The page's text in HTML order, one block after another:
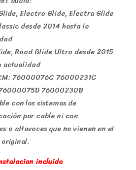
Electra Glide, Electra Glide
desde 2014 hasta la
Road Glide Ultra desde 2015
actualidad
76000076C 76000231C
76000230B
con los sistemas de
por cable ni con
o altavoces que no vienen en el
incluido